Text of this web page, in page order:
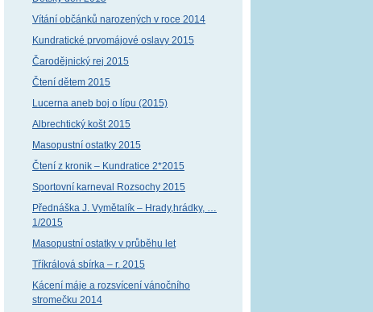
Vítání občánků narozených v roce 2014
Kundratické prvomájové oslavy 2015
Čarodějnický rej 2015
Čtení dětem 2015
Lucerna aneb boj o lípu (2015)
Albrechtický košt 2015
Masopustní ostatky 2015
Čtení z kronik – Kundratice 2*2015
Sportovní karneval Rozsochy 2015
Přednáška J. Vymětalík – Hrady,hrádky, …
1/2015
Masopustní ostatky v průběhu let
Tříkrálová sbírka – r. 2015
Kácení máje a rozsvícení vánočního
stromečku 2014